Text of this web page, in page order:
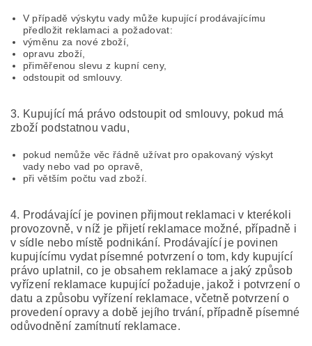
V případě výskytu vady může kupující prodávajícímu
předložit reklamaci a požadovat:
výměnu za nové zboží,
opravu zboží,
přiměřenou slevu z kupní ceny,
odstoupit od smlouvy.
3. Kupující má právo odstoupit od smlouvy, pokud má
zboží podstatnou vadu,
pokud nemůže věc řádně užívat pro opakovaný výskyt
vady nebo vad po opravě,
při větším počtu vad zboží.
4. Prodávající je povinen přijmout reklamaci v kterékoli
provozovně, v níž je přijetí reklamace možné, případně i
v sídle nebo místě podnikání. Prodávající je povinen
kupujícímu vydat písemné potvrzení o tom, kdy kupující
právo uplatnil, co je obsahem reklamace a jaký způsob
vyřízení reklamace kupující požaduje, jakož i potvrzení o
datu a způsobu vyřízení reklamace, včetně potvrzení o
provedení opravy a době jejího trvání, případně písemné
odůvodnění zamítnutí reklamace.